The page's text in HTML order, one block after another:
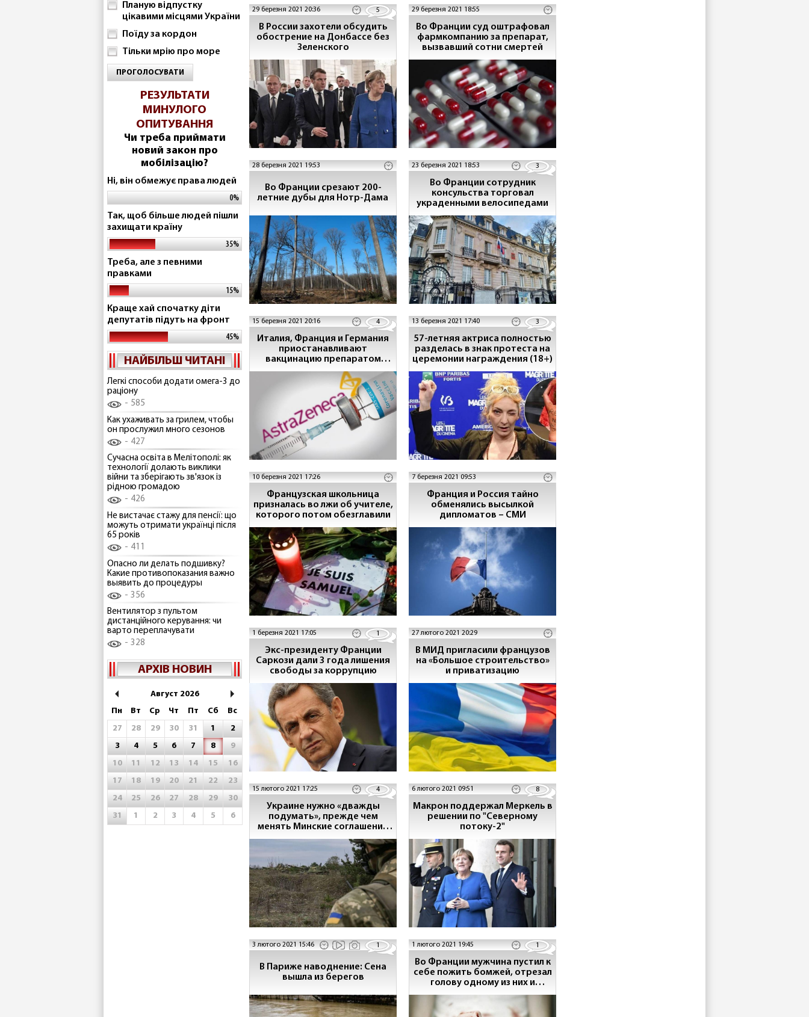
Планую відпустку
цікавими місцями України
Поїду за кордон
Тільки мрію про море
ПРОГОЛОСУВАТИ
РЕЗУЛЬТАТИ
МИНУЛОГО
ОПИТУВАННЯ
Чи треба приймати
новий закон про
мобілізацію?
Ні, він обмежує права людей
0%
Так, щоб більше людей пішли
захищати країну
35%
Треба, але з певними
правками
15%
Краще хай спочатку діти
депутатів підуть на фронт
45%
НАЙБІЛЬШ ЧИТАНІ
Легкі способи додати омега-3 до
раціону
585
Как ухаживать за грилем, чтобы
он прослужил много сезонов
427
Сучасна освіта в Мелітополі: як
технології долають виклики
війни та зберігають зв'язок із
рідною громадою
426
Не вистачає стажу для пенсії: що
можуть отримати українці після
65 років
411
Опасно ли делать подшивку?
Какие противопоказания важно
выявить до процедуры
356
Вентилятор з пультом
дистанційного керування: чи
варто переплачувати
328
АРХІВ НОВИН
Август 2026
Пн
Вт Ср Чт Пт Сб
Вс
27
28 29 30 31 1
2
3
4 5 6 7 8
9
10
11 12 13 14 15
16
17
18 19 20 21 22
23
24
25 26 27 28 29
30
31
1 2 3 4 5 6
29 березня 2021 20:36 5
В России захотели обсудить
обострение на Донбассе без
Зеленского
29 березня 2021 18:55
Во Франции суд оштрафовал
фармкомпанию за препарат,
вызвавший сотни смертей
28 березня 2021 19:53
Во Франции срезают 200-
летние дубы для Нотр-Дама
23 березня 2021 18:53 3
Во Франции сотрудник
консульства торговал
украденными велосипедами
15 березня 2021 20:16 4
Италия, Франция и Германия
приостанавливают
вакцинацию препаратом
AstraZeneca
13 березня 2021 17:40 3
57-летняя актриса полностью
разделась в знак протеста на
церемонии награждения (18+)
10 березня 2021 17:26
Французская школьница
призналась во лжи об учителе,
которого потом обезглавили
7 березня 2021 09:53
Франция и Россия тайно
обменялись высылкой
дипломатов – СМИ
1 березня 2021 17:05 1
Экс-президенту Франции
Саркози дали 3 года лишения
свободы за коррупцию
27 лютого 2021 20:29
В МИД пригласили французов
на «Большое строительство»
и приватизацию
15 лютого 2021 17:25 4
Украине нужно «дважды
подумать», прежде чем
менять Минские соглашения
— посол Франции
6 лютого 2021 09:51 8
Макрон поддержал Меркель в
решении по "Северному
потоку-2"
3 лютого 2021 15:46 1
В Париже наводнение: Сена
вышла из берегов
1 лютого 2021 19:45 1
Во Франции мужчина пустил к
себе пожить бомжей, отрезал
голову одному из них и
выбросил ее через окно